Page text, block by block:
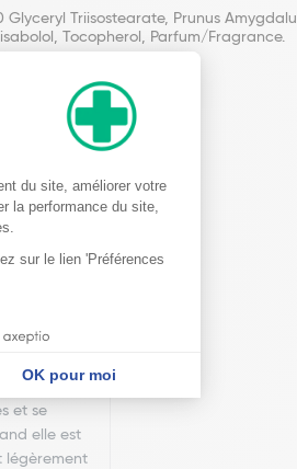
Triisostearate, Prunus
Tocopherol, Parfum/Fragrance.
?
et se
elle est
légèrement